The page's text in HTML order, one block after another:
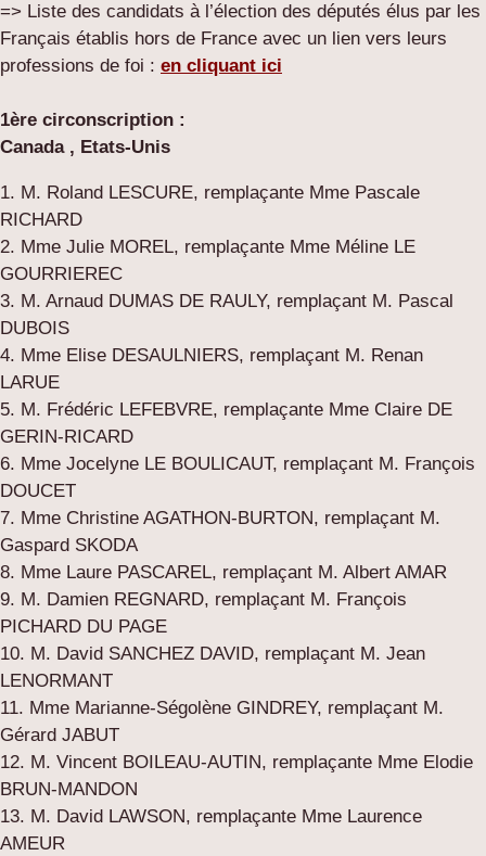
=> Liste des candidats à l’élection des députés élus par les
Français établis hors de France avec un lien vers leurs
professions de foi : en cliquant ici
1ère circonscription :
Canada , Etats-Unis
1. M. Roland LESCURE, remplaçante Mme Pascale
RICHARD
2. Mme Julie MOREL, remplaçante Mme Méline LE
GOURRIEREC
3. M. Arnaud DUMAS DE RAULY, remplaçant M. Pascal
DUBOIS
4. Mme Elise DESAULNIERS, remplaçant M. Renan
LARUE
5. M. Frédéric LEFEBVRE, remplaçante Mme Claire DE
GERIN-RICARD
6. Mme Jocelyne LE BOULICAUT, remplaçant M. François
DOUCET
7. Mme Christine AGATHON-BURTON, remplaçant M.
Gaspard SKODA
8. Mme Laure PASCAREL, remplaçant M. Albert AMAR
9. M. Damien REGNARD, remplaçant M. François
PICHARD DU PAGE
10. M. David SANCHEZ DAVID, remplaçant M. Jean
LENORMANT
11. Mme Marianne-Ségolène GINDREY, remplaçant M.
Gérard JABUT
12. M. Vincent BOILEAU-AUTIN, remplaçante Mme Elodie
BRUN-MANDON
13. M. David LAWSON, remplaçante Mme Laurence
AMEUR